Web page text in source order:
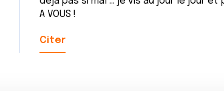
A VOUS !
Citer